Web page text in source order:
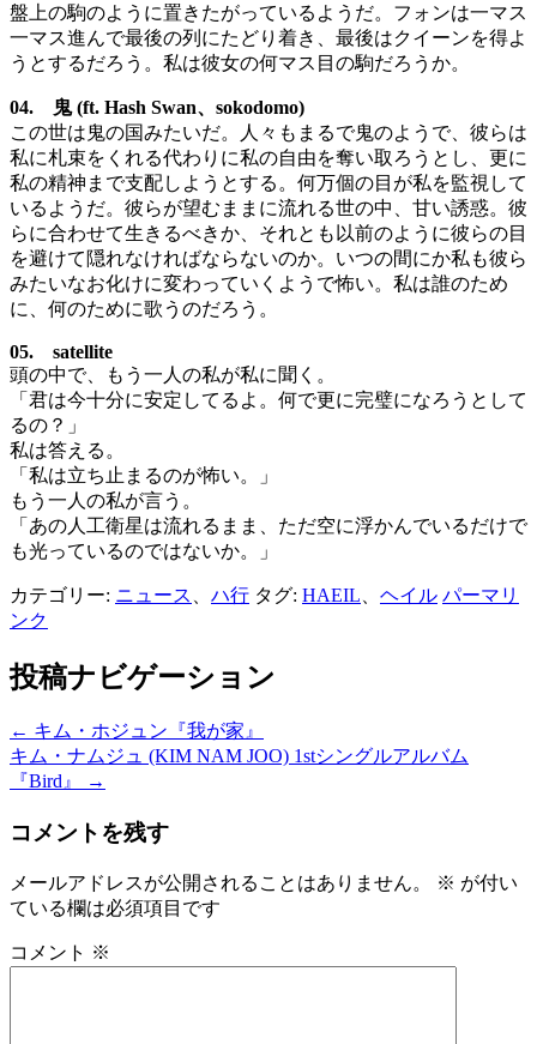
盤上の駒のように置きたがっているようだ。フォンは一マス
一マス進んで最後の列にたどり着き、最後はクイーンを得よ
うとするだろう。私は彼女の何マス目の駒だろうか。
04. 鬼 (ft. Hash Swan、sokodomo)
この世は鬼の国みたいだ。人々もまるで鬼のようで、彼らは
私に札束をくれる代わりに私の自由を奪い取ろうとし、更に
私の精神まで支配しようとする。何万個の目が私を監視して
いるようだ。彼らが望むままに流れる世の中、甘い誘惑。彼
らに合わせて生きるべきか、それとも以前のように彼らの目
を避けて隠れなければならないのか。いつの間にか私も彼ら
みたいなお化けに変わっていくようで怖い。私は誰のため
に、何のために歌うのだろう。
05. satellite
頭の中で、もう一人の私が私に聞く。
「君は今十分に安定してるよ。何で更に完璧になろうとして
るの？」
私は答える。
「私は立ち止まるのが怖い。」
もう一人の私が言う。
「あの人工衛星は流れるまま、ただ空に浮かんでいるだけで
も光っているのではないか。」
カテゴリー: ニュース ハ行 タグ: HAEIL ヘイル パーマリ
ンク
投稿ナビゲーション
← キム・ホジュン『我が家』
キム・ナムジュ (KIM NAM JOO) 1stシングルアルバム
『Bird』
→
コメントを残す
メールアドレスが公開されることはありません。 ※ が付い
ている欄は必須項目です
コメント ※